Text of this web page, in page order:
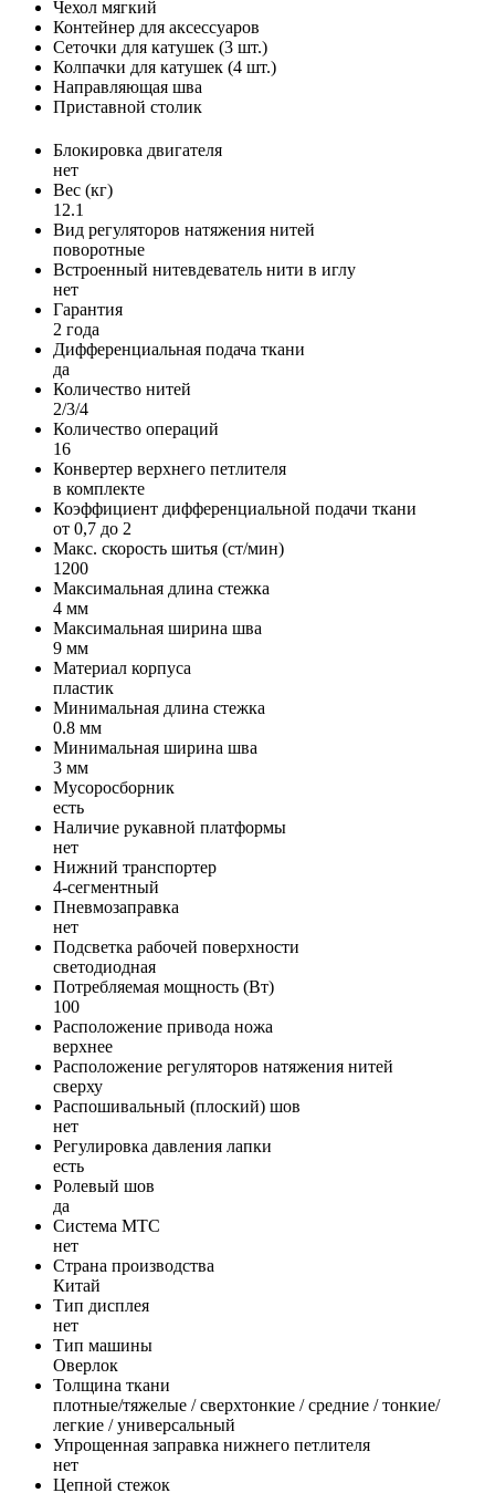
Чехол мягкий
Контейнер для аксессуаров
Сеточки для катушек (3 шт.)
Колпачки для катушек (4 шт.)
Направляющая шва
Приставной столик
Блокировка двигателя
нет
Вес (кг)
12.1
Вид регуляторов натяжения нитей
поворотные
Встроенный нитевдеватель нити в иглу
нет
Гарантия
2 года
Дифференциальная подача ткани
да
Количество нитей
2/3/4
Количество операций
16
Конвертер верхнего петлителя
в комплекте
Коэффициент дифференциальной подачи ткани
от 0,7 до 2
Макс. скорость шитья (ст/мин)
1200
Максимальная длина стежка
4 мм
Максимальная ширина шва
9 мм
Материал корпуса
пластик
Минимальная длина стежка
0.8 мм
Минимальная ширина шва
3 мм
Мусоросборник
есть
Наличие рукавной платформы
нет
Нижний транспортер
4-сегментный
Пневмозаправка
нет
Подсветка рабочей поверхности
светодиодная
Потребляемая мощность (Вт)
100
Расположение привода ножа
верхнее
Расположение регуляторов натяжения нитей
сверху
Распошивальный (плоский) шов
нет
Регулировка давления лапки
есть
Ролевый шов
да
Система MTC
нет
Страна производства
Китай
Тип дисплея
нет
Тип машины
Оверлок
Толщина ткани
плотные/тяжелые / сверхтонкие / средние / тонкие/
легкие / универсальный
Упрощенная заправка нижнего петлителя
нет
Цепной стежок